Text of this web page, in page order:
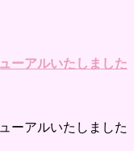
ーアルいたしました
ーアルいたしました